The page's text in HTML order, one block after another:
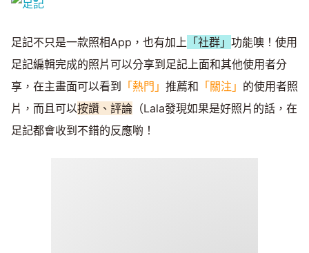
足記不只是一款照相App，也有加上 「社群」 功能噢！使用
足記編輯完成的照片可以分享到足記上面和其他使用者分
享，在主畫面可以看到 「熱門」 推薦和 「關注」 的使用者照
片，而且可以按讚、評論 （Lala發現如果是好照片的話，在
足記都會收到不錯的反應喲！